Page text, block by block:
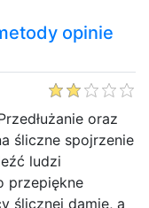
opinie
oraz
śliczne spojrzenie
ludzi
przepiękne
ślicznej damie, a